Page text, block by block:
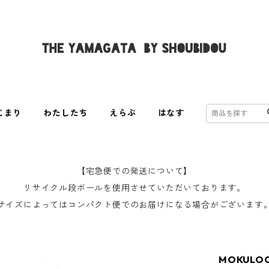
まり わたしたち えらぶ はなす
【宅急便での発送について】
リサイクル段ボールを使用させていただいております。
イズによってはコンパクト便でのお届けになる場合がございます。